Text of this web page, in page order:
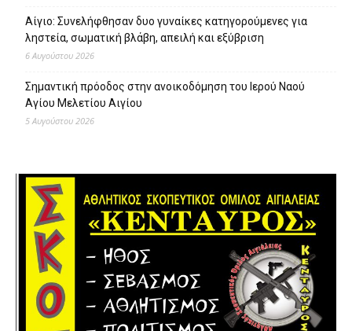
Αίγιο: Συνελήφθησαν δυο γυναίκες κατηγορούμενες για
ληστεία, σωματική βλάβη, απειλή και εξύβριση
6 Αυγούστου 2026
Σημαντική πρόοδος στην ανοικοδόμηση του Ιερού Ναού
Αγίου Μελετίου Αιγίου
5 Αυγούστου 2026